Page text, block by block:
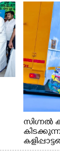
സിഗ്നൽ
നാടോടി